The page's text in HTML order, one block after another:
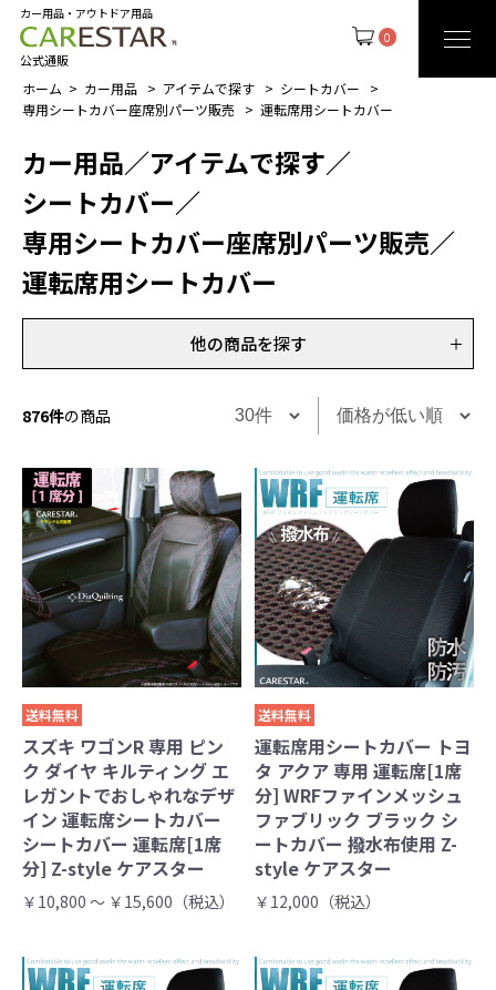
0
カー用品・アウトドア用品
公式通販
ホーム カー用品 アイテムで探す
シートカバー
専用シートカバー座席別パーツ販売
運転席用シートカバー
カー用品／アイテムで探す／
シートカバー／
専用シートカバー座席別パーツ販売／
運転席用シートカバー
他の商品を探す
876件の商品
送料無料
スズキ ワゴンR 専用 ピン
ク ダイヤ キルティング エ
レガントでおしゃれなデザ
イン 運転席シートカバー
シートカバー 運転席[1席
分] Z-style ケアスター
￥10,800 ～ ￥15,600（税込）
送料無料
運転席用シートカバー トヨ
タ アクア 専用 運転席[1席
分] WRFファインメッシュ
ファブリック ブラック シ
ートカバー 撥水布使用 Z-
style ケアスター
￥12,000（税込）